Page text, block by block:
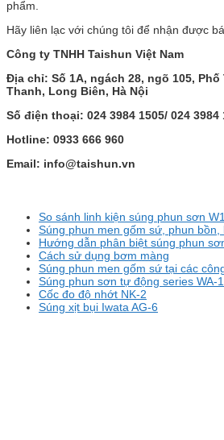
phẩm.
Hãy liên lạc với chúng tôi để nhận được
Công ty TNHH Taishun Việt Nam
Địa chỉ: Số 1A, ngách 28, ngõ 105,
Thanh, Long Biên, Hà Nội
Số điện thoại: 024 3984 1505/ 024 3984
Hotline: 0933 666 960
Email: info@taishun.vn
So sánh linh kiện súng phun sơn
Súng phun men gốm sứ, phun bồn,
Hướng dẫn phân biệt súng phun
Cách sử dụng bơm màng
Súng phun men gốm sứ tại các
Súng phun sơn tự động series WA-
Cốc đo độ nhớt NK-2
Súng xịt bụi Iwata AG-6